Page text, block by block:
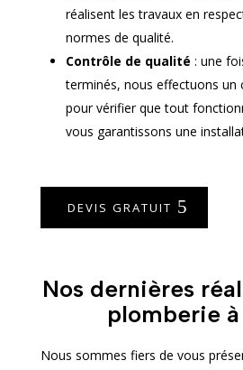
réalisent les travaux en
normes de qualité.
Contrôle de qualité : une
terminés, nous effectuons un
pour vérifier que tout
vous garantissons une
DEVIS GRATUIT
Nos dernières
plomberie
Nous sommes fiers de vous